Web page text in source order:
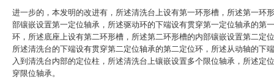
进一步的，本发明的改进有，所述清洗台上设有第一环形槽，所述第一环
部镶嵌设置第一定位轴承，所述驱动环的下端设有贯穿第一定位轴承的第
环，所述底座上设有第二环形槽，所述第二环形槽的内部镶嵌设置第二定
所述清洗台的下端设有贯穿第二定位轴承的第二定位环，所述从动轴的下
入到清洗台内部的定位柱，所述清洗台上镶嵌设置多个限位轴承，所述定
穿限位轴承。